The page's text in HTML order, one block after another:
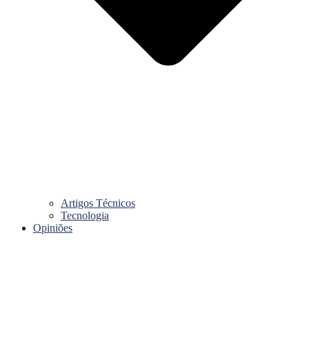
Artigos Técnicos
Tecnologia
Opiniões